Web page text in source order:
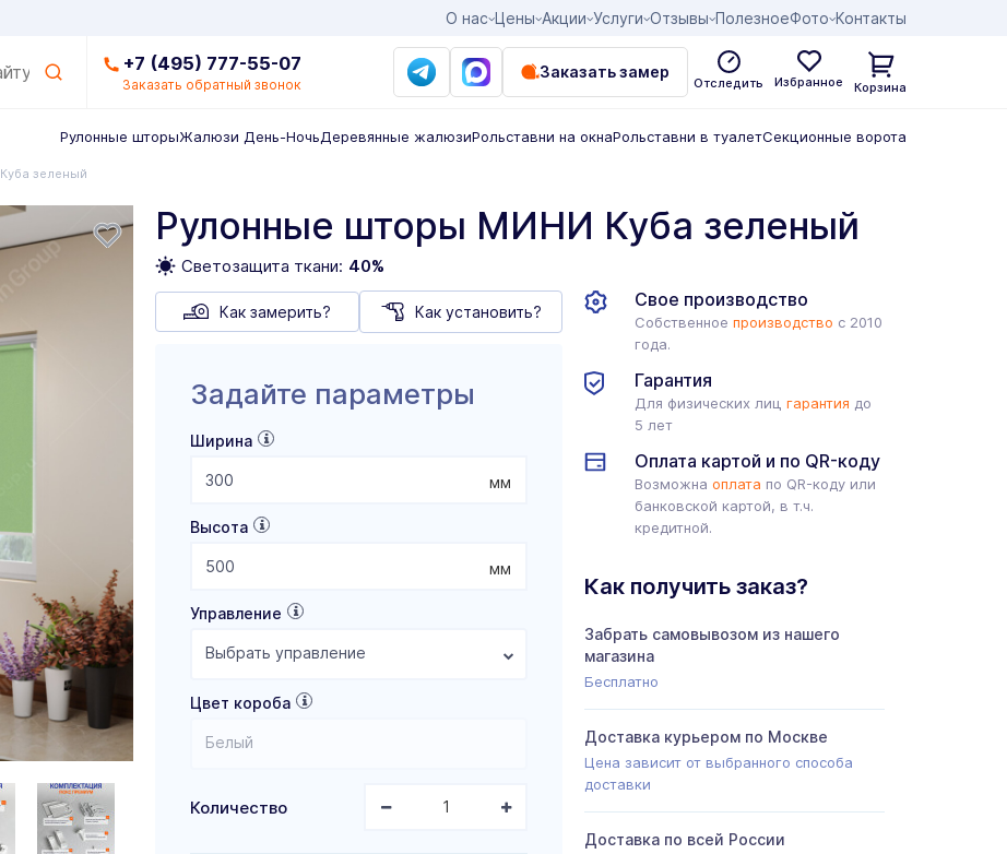
О нас Цены Акции Услуги Отзывы ПолезноеФото Контакты
+7 (495) 777-55-07
Заказать обратный звонок
Заказать замер
Отследить Избранное Корзина
Рулонные шторыЖалюзи День-НочьДеревянные жалюзиРольставни на окнаРольставни в туалетСекционные ворота
Куба зеленый
Рулонные шторы МИНИ Куба зеленый
Светозащита ткани: 40%
Как замерить? Как установить?
Задайте параметры
Ширина
мм
Высота
мм
Управление
Выбрать управление
Цвет короба
Белый
Количество
Свое производство
Собственноепроизводство с 2010
года.
Гарантия
Для физических лицгарантия до
5 лет
Оплата картой и по QR-коду
Возможнаоплата по QR-коду или
банковской картой, в т.ч.
кредитной.
Как получить заказ?
Забрать самовывозом из нашего
магазина
Бесплатно
Доставка курьером по Москве
Цена зависит от выбранного способа
доставки
Доставка по всей России